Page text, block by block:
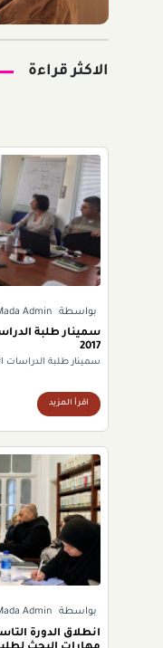
الاكثر قراءة
بواسطة Admin
2017
سمينار طلبة الدراسات العليا-
اقرأ المزيد
بواسطة Admin
انطلاق الدورة